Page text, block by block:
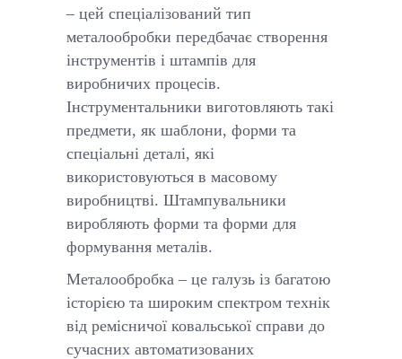
– цей спеціалізований тип
металообробки передбачає створення
інструментів і штампів для
виробничих процесів.
Інструментальники виготовляють такі
предмети, як шаблони, форми та
спеціальні деталі, які
використовуються в масовому
виробництві. Штампувальники
виробляють форми та форми для
формування металів.
Металообробка – це галузь із багатою
історією та широким спектром технік
від ремісничої ковальської справи до
сучасних автоматизованих